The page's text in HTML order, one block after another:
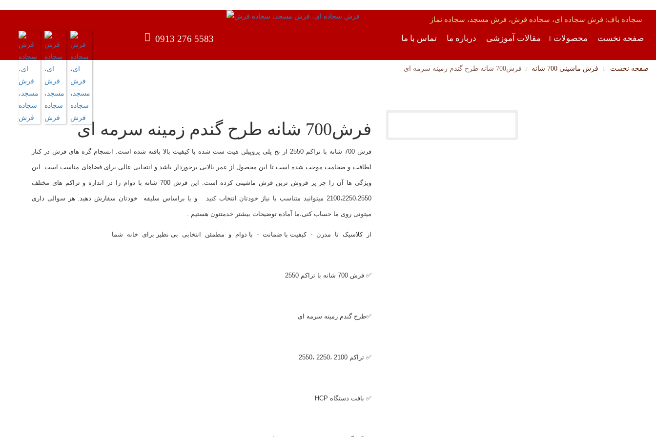
سجاده باف: فرش سجاده ای، سجاده فرش، فرش مسجد، سجاده نماز
صفحه نخست محصولات مقالات آموزشی درباره ما تماس با ما 0913 276 5583
صفحه نخست فرش ماشینی 700 شانه فرش700 شانه طرح گندم زمینه سرمه ای
فرش700 شانه طرح گندم زمینه سرمه ای
فرش 700 شانه با تراکم 2550 از نخ پلی پروپیلن هیت ست شده با کیفیت بالا بافته شده است. انسجام گره های فرش در کنار
لطافت و ضخامت موجب شده است تا این محصول از عمر بالایی برخوردار باشد و انتخابی عالی برای فضاهای مناسب است. این
ویژگی ها آن را جز پر فروش ترین فرش ماشینی کرده است. این فرش 700 شانه با دوام را در اندازه و تراکم های مختلف
2100،2250،2550 میتوانید متناسب با نیاز خودتان انتخاب کنید و یا براساس سلیقه خودتان سفارش دهید. هر سوالی داری
میتونی روی ما حساب کنی،ما آماده توضیحات بیشتر خدمتتون هستیم .
از کلاسیک تا مدرن - کیفیت با ضمانت - با دوام و مطمئن انتخابی بی نظیر برای خانه شما
✅ فرش 700 شانه با تراکم 2550
✅طرح گندم زمینه سرمه ای
✅ تراکم 2100 ،2250 ،2550
✅ بافت دستگاه HCP